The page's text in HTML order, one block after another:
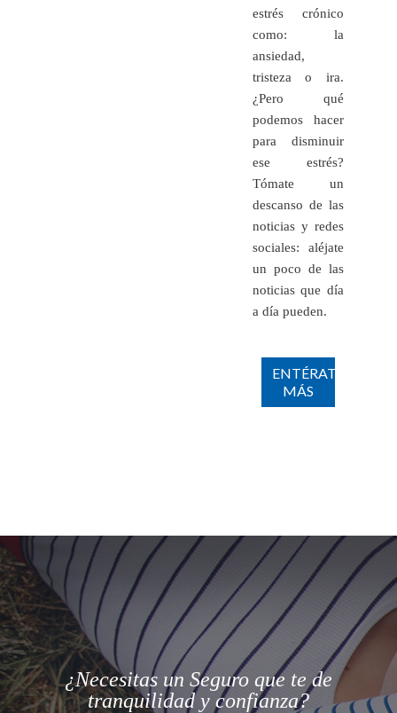
estrés crónico
como: la
ansiedad,
tristeza o ira.
¿Pero qué
podemos hacer
para disminuir
ese estrés?
Tómate un
descanso de las
noticias y redes
sociales: aléjate
un poco de las
noticias que día
a día pueden.
ENTÉRATE
MÁS
¿Necesitas un Seguro que te de
tranquilidad y confianza?